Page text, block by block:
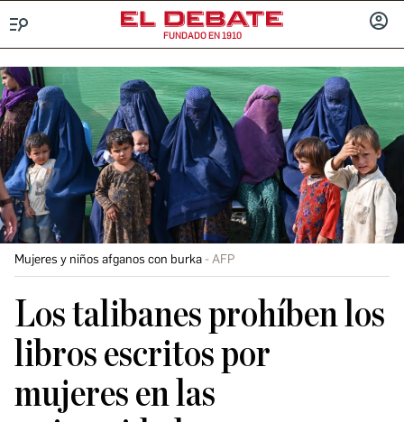
FUNDADO EN 1910
Mujeres y niños afganos con burka AFP
Los talibanes prohíben los
libros escritos por
mujeres en las